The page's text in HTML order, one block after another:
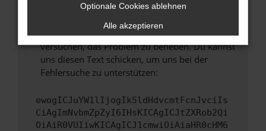
Wende dich an den Webseitenbetreiber.
Wenn du alle oben genannten Schritte versucht
hast, kontaktiere uns bitte. Wir werden
versuchen, das Problem zu beheben. Du kannst
uns diesen Text schicken, um uns bei der
Fehlersuche zu unterstützen:
ewogICJuYW1lIjogIk5ldHdvcmtFcnJvciIs
CiAgImNvbmZpZyI6IHsKICAgICJtZXRob2Qi
OiAiR0VUIiwKICAgICJ1cmwiOiAiaHR0cHM6
Optionale Cookies ablehnen
Alle akzeptieren